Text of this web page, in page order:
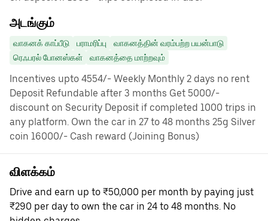
அடங்கும்
வாகனக் காப்பீடு பராமரிப்பு
வாகனத்தின் வரம்பற்ற பயன்பாடு
ரெஃபரல் போனஸ்கள்
வாகனத்தை மாற்றவும்
Incentives upto 4554/- Weekly Monthly 2 days no rent
Deposit Refundable after 3 months Get 5000/-
discount on Security Deposit if completed 1000 trips in
any platform. Own the car in 27 to 48 months 25g Silver
coin 16000/- Cash reward (Joining Bonus)
விளக்கம்
Drive and earn up to ₹50,000 per month by paying just
₹290 per day to own the car in 24 to 48 months. No